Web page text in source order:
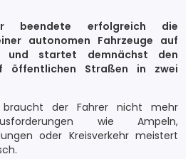
beendete erfolgreich die
autonomen Fahrzeuge auf
und startet demnächst den
öffentlichen Straßen in zwei
der Fahrer nicht mehr
wie Ampeln,
oder Kreisverkehr meistert